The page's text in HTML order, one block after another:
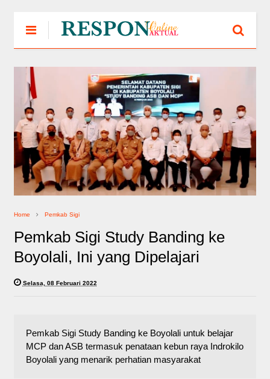
Home Pemkab Sigi
Pemkab Sigi Study Banding ke
Boyolali, Ini yang Dipelajari
Selasa, 08 Februari 2022
Pemkab Sigi Study Banding ke Boyolali untuk belajar
MCP dan ASB termasuk penataan kebun raya Indrokilo
Boyolali yang menarik perhatian masyarakat